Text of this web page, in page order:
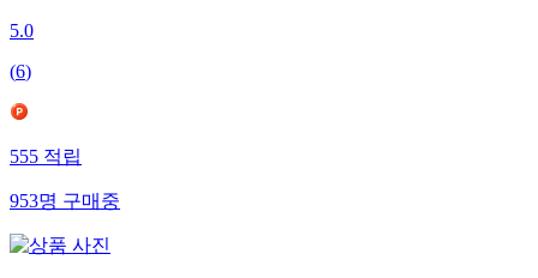
5.0
(6)
555 적립
953명 구매중